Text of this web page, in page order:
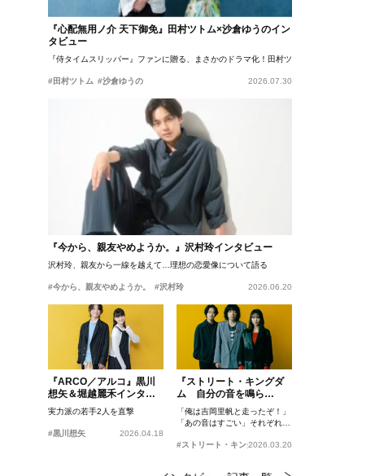
『心配無用ノ介 天下御免』田村ツトム×沙倉ゆうのイン
タビュー
『侍タイムスリッパー』ファンに贈る、まさかのドラマ化！田村ツトム×沙倉ゆうのが語
#田村ツトム #沙倉ゆうの 2026.07.30
『今から、親友やめようか。』沢村玲インタビュー
沢村玲、親友から一線を越えて…理想の恋愛像について語る
#今から、親友やめようか。 #沢村玲 2026.06.20
『ARCO／アルコ』黒川
想矢＆堀越麗禾インタビ
ュー
実力派の若手2人を直撃
#黒川想矢 2026.04.18
『ストリート・キングダ
ム 自分の音を鳴ら
せ。』峯田和伸、若葉竜
也、吉岡里帆インタビュ
ー
「俺は吉岡里帆と走ったぞ！」
「あの音はすごい」それぞれの
#ストリート・キングダム 自分の音を鳴らせ。
2026.03.20